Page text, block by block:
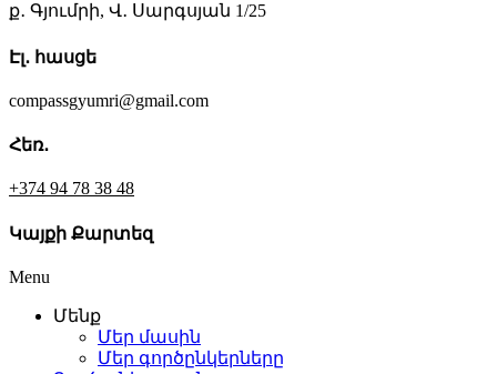
ք․ Գյումրի, Վ․ Սարգսյան 1/25
Էլ․ հասցե
compassgyumri@gmail.com
Հեռ․
+374 94 78 38 48
Կայքի Քարտեզ
Menu
Մենք
Մեր մասին
Մեր գործընկերները